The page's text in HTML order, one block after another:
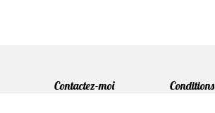
Contactez-moi Conditions